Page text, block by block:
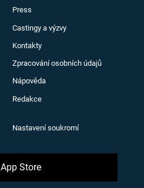
Press
Castingy a výzvy
Kontakty
Zpracování osobních údajů
Nápověda
Redakce
Nastavení soukromí
App Store